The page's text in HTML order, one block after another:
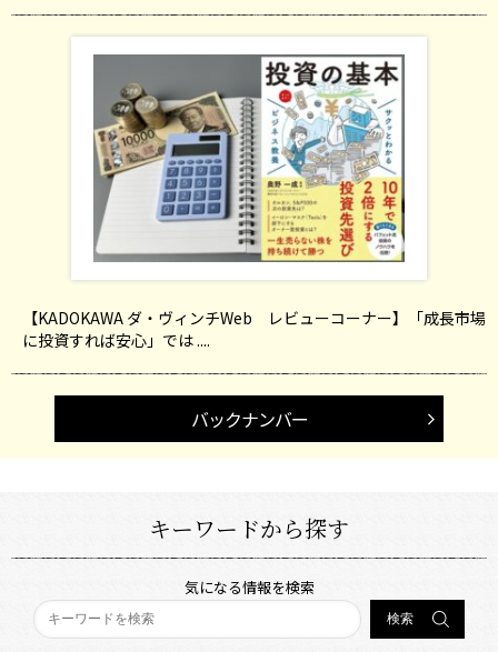
【KADOKAWA ダ・ヴィンチWeb レビューコーナー】「成長市場
に投資すれば安心」では ....
バックナンバー
キーワードから探す
気になる情報を検索